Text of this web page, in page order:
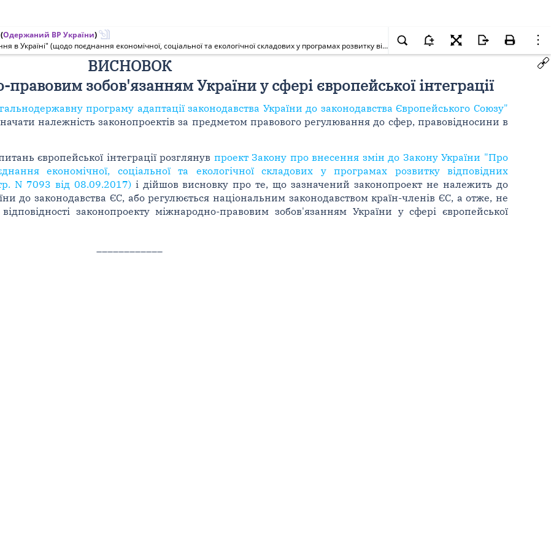
(Одержаний ВР України)
Про внесення змін до Закону України "Про місцеве самоврядування в Україні" (щодо поєднання економічної, соціальної та екологічної складових у програмах розвитку відповідних адміністративно-територіальних одиниць)